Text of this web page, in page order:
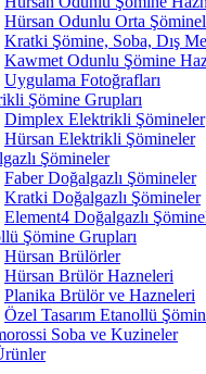
Hürsan Odunlu Orta
Kratki Şömine, Soba, Dış
Kawmet Odunlu Şömine
Uygulama Fotoğrafları
Şömine Grupları
Dimplex Elektrikli Şömineler
Hürsan Elektrikli Şömineler
Şömineler
Faber Doğalgazlı Şömineler
Kratki Doğalgazlı Şömineler
Element4 Doğalgazlı
Şömine Grupları
Hürsan Brülörler
Hürsan Brülör Hazneleri
Planika Brülör ve Hazneleri
Özel Tasarım Etanollü
Soba ve Kuzineler